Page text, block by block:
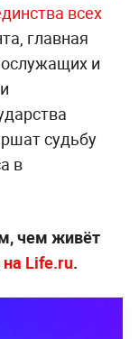
всех
главная
и
судьбу
в
чем живёт
Life.ru.